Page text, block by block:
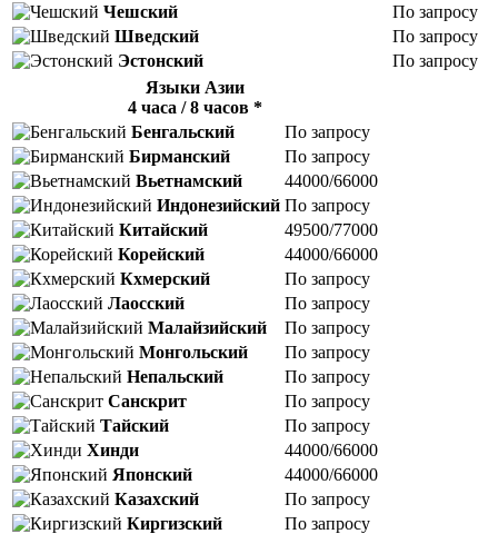
Чешский
По запросу
Шведский
По запросу
Эстонский
По запросу
Языки Азии
4 часа / 8 часов *
Бенгальский
По запросу
Бирманский
По запросу
Вьетнамский
44000/66000
Индонезийский По запросу
Китайский
49500/77000
Корейский
44000/66000
Кхмерский
По запросу
Лаосский
По запросу
Малайзийский
По запросу
Монгольский
По запросу
Непальский
По запросу
Санскрит
По запросу
Тайский
По запросу
Хинди
44000/66000
Японский
44000/66000
Казахский
По запросу
Киргизский
По запросу